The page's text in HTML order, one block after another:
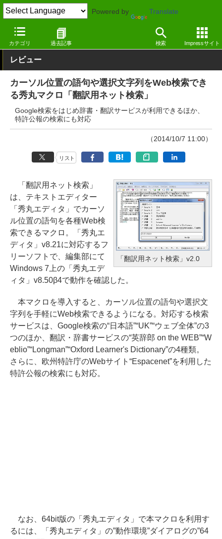
Powered by Translate
カテゴリ 過去記事 検索 Impressサイト
窓の杜 オフィス・ドキュメント テキストエディター Windows
レビュー
カーソル位置の語句や選択文字列をWeb検索でき
る秀丸マクロ「翻訳用ネット検索」
Google検索をはじめ辞書・翻訳サービスが利用できるほか、
特許公報の検索にも対応
（2014/10/7 11:00）
リスト
「翻訳用ネット検索」v2.0
「翻訳用ネット検索」
は、テキストエディター
「秀丸エディタ」でカーソ
ル位置の語句を各種Web検
索できるマクロ。「秀丸エ
ディタ」v8.21に対応するフ
リーソフトで、編集部にて
Windows 7上の「秀丸エデ
ィタ」v8.50β4で動作を確認した。
本マクロを導入すると、カーソル位置の語句や選択文
字列を手軽にWeb検索できるようになる。対応する検索
サービスは、Google検索の“日本語”“UK”“ウェブ全体”の3
つのほか、翻訳・辞書サービスの“英辞郎 on the WEB”“W
eblio”“Longman”“Oxford Learner's Dictionary”の4種類。
さらに、欧州特許庁のWebサイト“Espacenet”を利用した
特許公報の検索にも対応。
なお、64bit版の「秀丸エディタ」で本マクロを利用す
るには、「秀丸エディタ」の”動作環境”ダイアログの”64